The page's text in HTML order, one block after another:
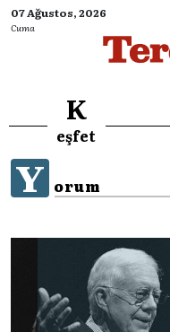
07 Ağustos, 2026
Cuma
K
eşfet
Y orum